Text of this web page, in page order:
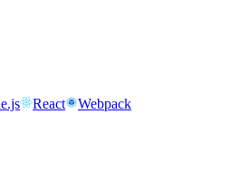
React Webpack